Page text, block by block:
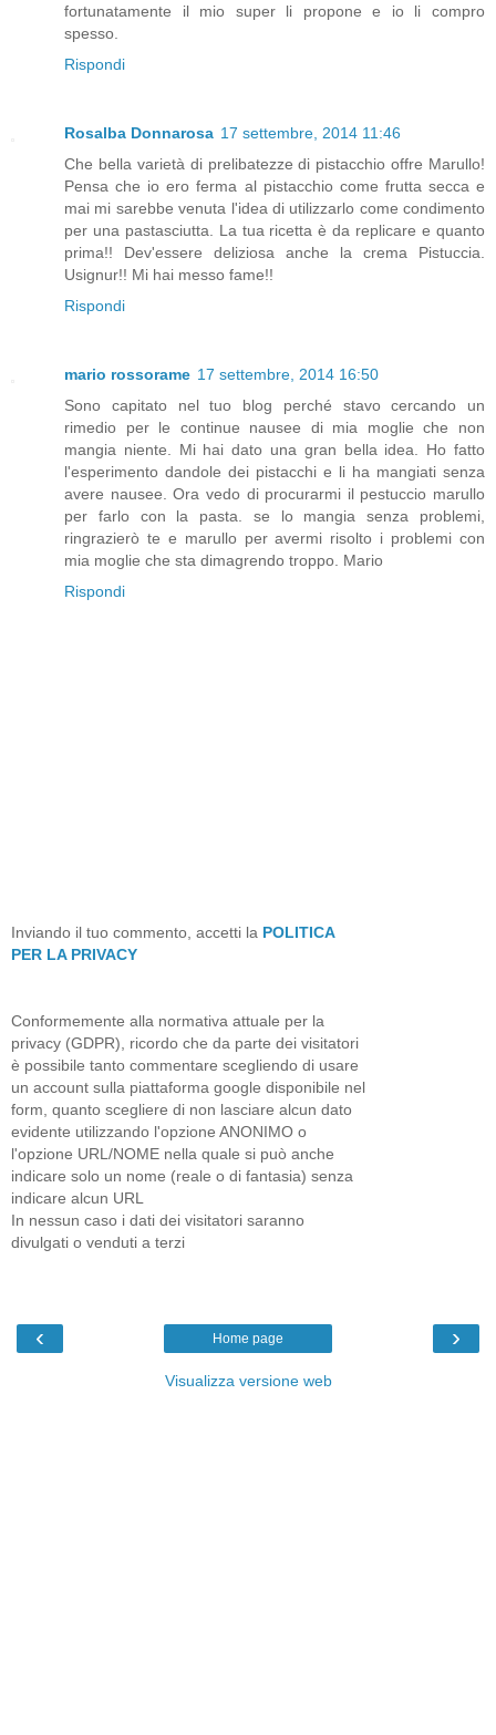
fortunatamente il mio super li propone e io li compro
spesso.
Rispondi
Rosalba Donnarosa 17 settembre, 2014 11:46
Che bella varietà di prelibatezze di pistacchio offre Marullo!
Pensa che io ero ferma al pistacchio come frutta secca e
mai mi sarebbe venuta l'idea di utilizzarlo come condimento
per una pastasciutta. La tua ricetta è da replicare e quanto
prima!! Dev'essere deliziosa anche la crema Pistuccia.
Usignur!! Mi hai messo fame!!
Rispondi
mario rossorame 17 settembre, 2014 16:50
Sono capitato nel tuo blog perché stavo cercando un
rimedio per le continue nausee di mia moglie che non
mangia niente. Mi hai dato una gran bella idea. Ho fatto
l'esperimento dandole dei pistacchi e li ha mangiati senza
avere nausee. Ora vedo di procurarmi il pestuccio marullo
per farlo con la pasta. se lo mangia senza problemi,
ringrazierò te e marullo per avermi risolto i problemi con
mia moglie che sta dimagrendo troppo. Mario
Rispondi
Inviando il tuo commento, accetti la POLITICA
PER LA PRIVACY
Conformemente alla normativa attuale per la
privacy (GDPR), ricordo che da parte dei visitatori
è possibile tanto commentare scegliendo di usare
un account sulla piattaforma google disponibile nel
form, quanto scegliere di non lasciare alcun dato
evidente utilizzando l'opzione ANONIMO o
l'opzione URL/NOME nella quale si può anche
indicare solo un nome (reale o di fantasia) senza
indicare alcun URL
In nessun caso i dati dei visitatori saranno
divulgati o venduti a terzi
‹ ›
Home page
Visualizza versione web